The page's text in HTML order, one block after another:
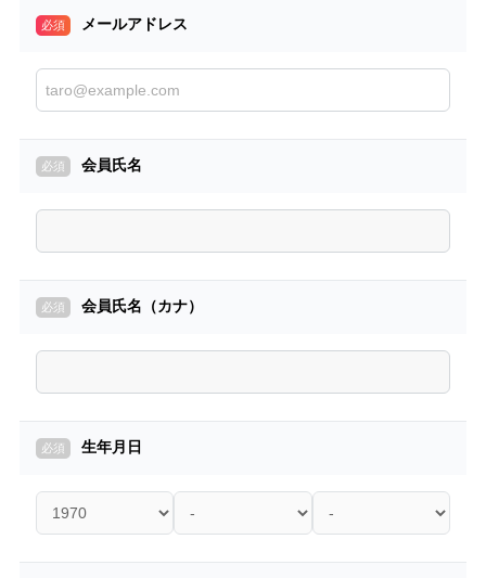
法人向け電力サービスをご検討ください。
口座振替をご希望の方は、カスタマー・サポートにお電話
ください。
メールアドレス
会員氏名
会員氏名（カナ）
生年月日